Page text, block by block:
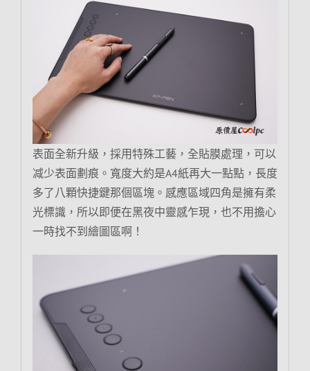
表面全新升級，採用特殊工藝，全貼膜處理，可以
减少表面劃痕。寬度大約是A4紙再大一點點，長度
多了八顆快捷鍵那個區塊。感應區域四角是擁有柔
光標識，所以即便在黑夜中靈感乍現，也不用擔心
一時找不到繪圖區啊！